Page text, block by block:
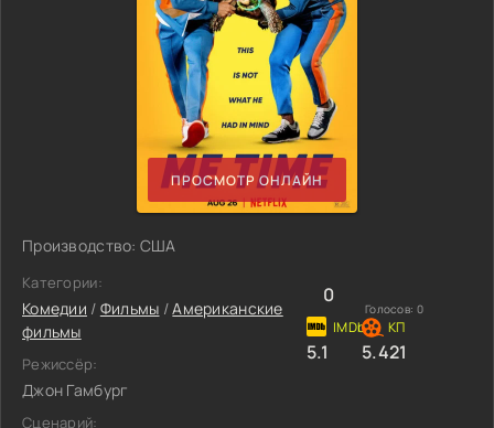
ПРОСМОТР ОНЛАЙН
Производство: США
Категории:
Комедии / Фильмы /Американские
фильмы
Режиссёр:
Джон Гамбург
Сценарий:
0
Голосов: 0
5.1 5.421